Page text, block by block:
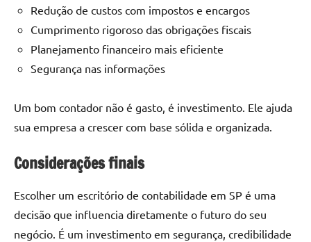
Redução de custos com impostos e encargos
Cumprimento rigoroso das obrigações fiscais
Planejamento financeiro mais eficiente
Segurança nas informações
Um bom contador não é gasto, é investimento. Ele ajuda
sua empresa a crescer com base sólida e organizada.
Considerações finais
Escolher um escritório de contabilidade em SP é uma
decisão que influencia diretamente o futuro do seu
negócio. É um investimento em segurança, credibilidade